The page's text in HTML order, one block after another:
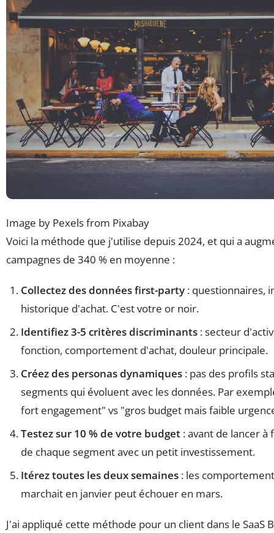
Image by Pexels from Pixabay
Voici la méthode que j'utilise depuis 2024, et qui a
campagnes de 340 % en moyenne :
Collectez des données first-party : questionnaires,
historique d'achat. C'est votre or noir.
Identifiez 3-5 critères discriminants : secteur
fonction, comportement d'achat, douleur principale.
Créez des personas dynamiques : pas des profils
segments qui évoluent avec les données. Par
fort engagement" vs "gros budget mais faible
Testez sur 10 % de votre budget : avant de lancer à
de chaque segment avec un petit investissement.
Itérez toutes les deux semaines : les
marchait en janvier peut échouer en mars.
J'ai appliqué cette méthode pour un client dans le SaaS